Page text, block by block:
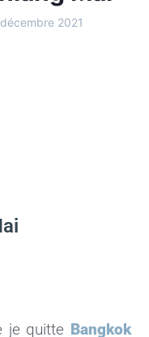
2021
je quitte Bangkok